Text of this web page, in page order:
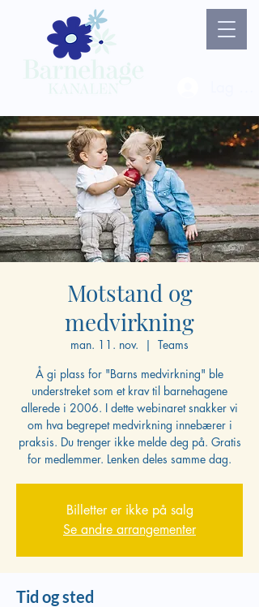
Motstand og
medvirkning
man. 11. nov.
  |
Teams
Å gi plass for "Barns medvirkning" ble
understreket som et krav til barnehagene
allerede i 2006. I dette webinaret snakker vi
om hva begrepet medvirkning innebærer i
praksis. Du trenger ikke melde deg på. Gratis
for medlemmer. Lenken deles samme dag.
Billetter er ikke på salg
Se andre arrangementer
Tid og sted